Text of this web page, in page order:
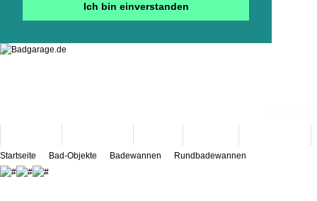
Ich bin einverstanden
Startseite Bad-Objekte Badewannen Rundbadewannen